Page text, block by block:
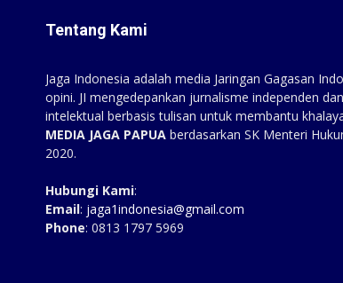
Tentang Kami
Jaga Indonesia adalah media Jaringan Gagasan
opini. JI mengedepankan jurnalisme independen
intelektual berbasis tulisan untuk membantu
MEDIA JAGA PAPUA berdasarkan SK Menteri
2020.
Hubungi Kami:
Email: jaga1indonesia@gmail.com
Phone: 0813 1797 5969